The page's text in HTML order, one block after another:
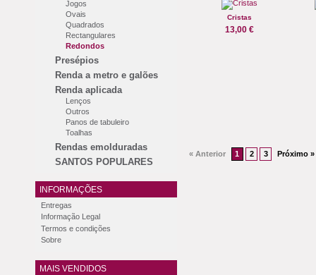
Jogos
Ovais
Quadrados
Rectangulares
Redondos
Presépios
Renda a metro e galões
Renda aplicada
Lenços
Outros
Panos de tabuleiro
Toalhas
Rendas emolduradas
SANTOS POPULARES
INFORMAÇÕES
Entregas
Informação Legal
Termos e condições
Sobre
MAIS VENDIDOS
Cristas
13,00 €
« Anterior 1 2 3 Próximo »